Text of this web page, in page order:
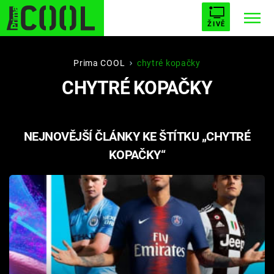
ŽIVĚ
STARHOUSE BUFFY, PŘEMOŽITELKA UPÍRŮ
PLNEJ KOTEL AVENGERS 5
Filmy
Seriály
Hry
Prima COOL chytré kopačky
CHYTRÉ KOPAČKY
NEJNOVĚJŠÍ ČLÁNKY KE ŠTÍTKU „CHYTRÉ
KOPAČKY“